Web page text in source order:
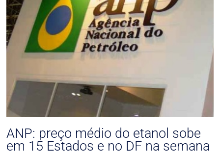
ANP: preço médio do etanol sobe
em 15 Estados e no DF na semana